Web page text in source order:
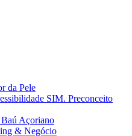
da Pele
SIM. Preconceito
Açoriano
& Negócio